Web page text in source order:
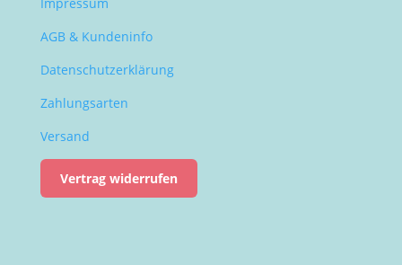
AGB & Kundeninfo
Datenschutzerklärung
Zahlungsarten
Versand
Vertrag widerrufen